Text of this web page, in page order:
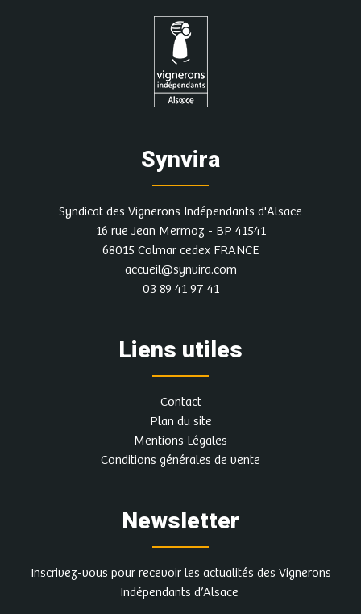
Synvira
Syndicat des Vignerons Indépendants d'Alsace
16 rue Jean Mermoz - BP 41541
68015 Colmar cedex FRANCE
accueil@synvira.com
03 89 41 97 41
Liens utiles
Contact
Plan du site
Mentions Légales
Conditions générales de vente
Newsletter
Inscrivez-vous pour recevoir les actualités des Vignerons
Indépendants d’Alsace